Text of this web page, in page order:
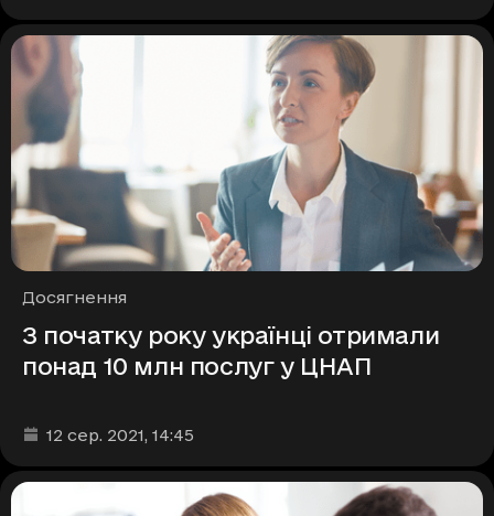
Рубрики
Досягнення
З початку року українці отримали
понад 10 млн послуг у ЦНАП
Дата та час публікації
12 сер. 2021, 14:45